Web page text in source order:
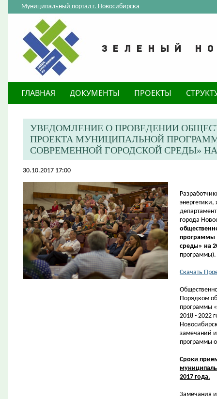
Муниципальный портал г. Новосибирска
ГЛАВНАЯ ДОКУМЕНТЫ ПРОЕКТЫ
УВЕДОМЛЕНИЕ О ПРОВЕДЕНИИ
ПРОЕКТА МУНИЦИПАЛЬНОЙ
СОВРЕМЕННОЙ ГОРОДСКОЙ СРЕДЫ» НА
30.10.2017 17:00
города
программы
среды» на
программы).
Скачать
Порядком
программы
2018 - 2022
замечаний
программы
Сроки
2017 года.
Замечания